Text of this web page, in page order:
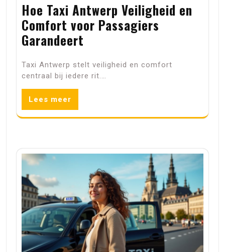
Hoe Taxi Antwerp Veiligheid en
Comfort voor Passagiers
Garandeert
Taxi Antwerp stelt veiligheid en comfort
centraal bij iedere rit.…
Lees meer